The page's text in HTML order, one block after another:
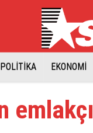
POLİTİKA EKONOMİ